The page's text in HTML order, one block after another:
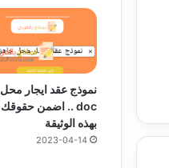
نموذج عقد ايجار محل
doc .. اضمن حقوقك
بهذه الوثيقة
2023-04-14